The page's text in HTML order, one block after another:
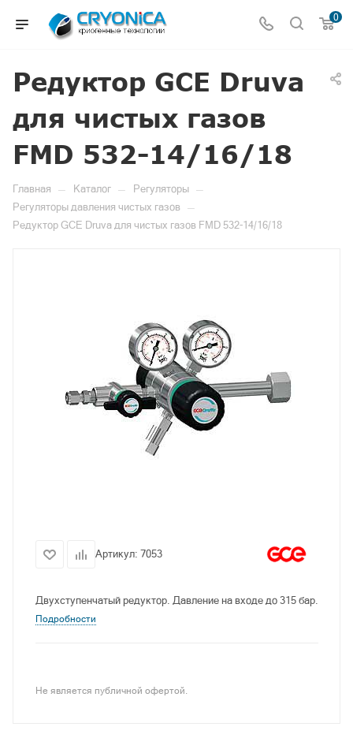
0
Редуктор GCE Druva
для чистых газов
FMD 532-14/16/18
Главная — Каталог — Регуляторы —
Регуляторы давления чистых газов —
Редуктор GCE Druva для чистых газов FMD 532-14/16/18
Артикул: 7053
Двухступенчатый редуктор. Давление на входе до 315 бар.
Подробности
Не является публичной офертой.